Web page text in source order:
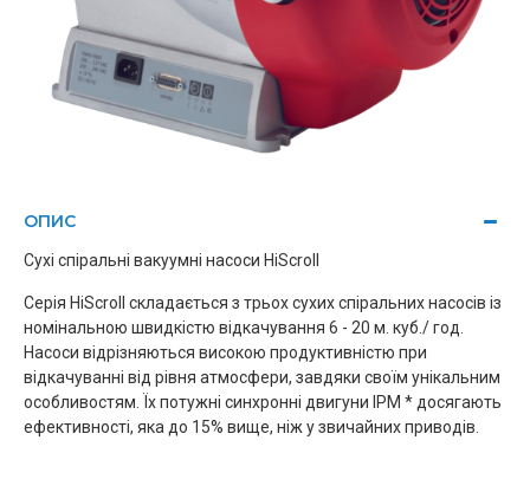
ОПИС
Сухі спіральні вакуумні насоси HiScroll
Серія HiScroll складається з трьох сухих спіральних насосів із
номінальною швидкістю відкачування 6 - 20 м. куб./ год.
Насоси відрізняються високою продуктивністю при
відкачуванні від рівня атмосфери, завдяки своїм унікальним
особливостям. Їх потужні синхронні двигуни IPM * досягають
ефективності, яка до 15% вище, ніж у звичайних приводів.